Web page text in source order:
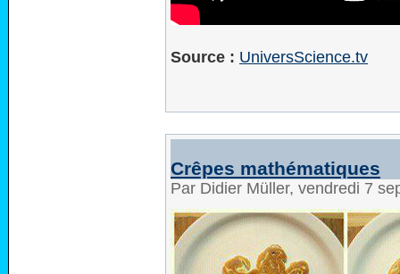
Source : UniversScience.tv
Crêpes mathématiques
Par Didier Müller, vendredi 7